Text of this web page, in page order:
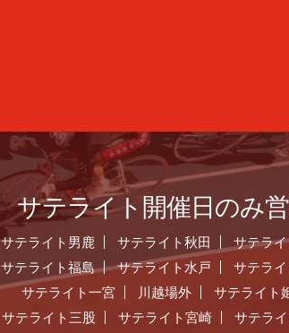
サテライト開催日のみ
サテライト男鹿 サテライト秋田
サテラ
サテライト福島
サテライト水戸
サテラ
サテライト一宮
川越場外
サテライト
サテライト三股
サテライト宮崎 サテライ